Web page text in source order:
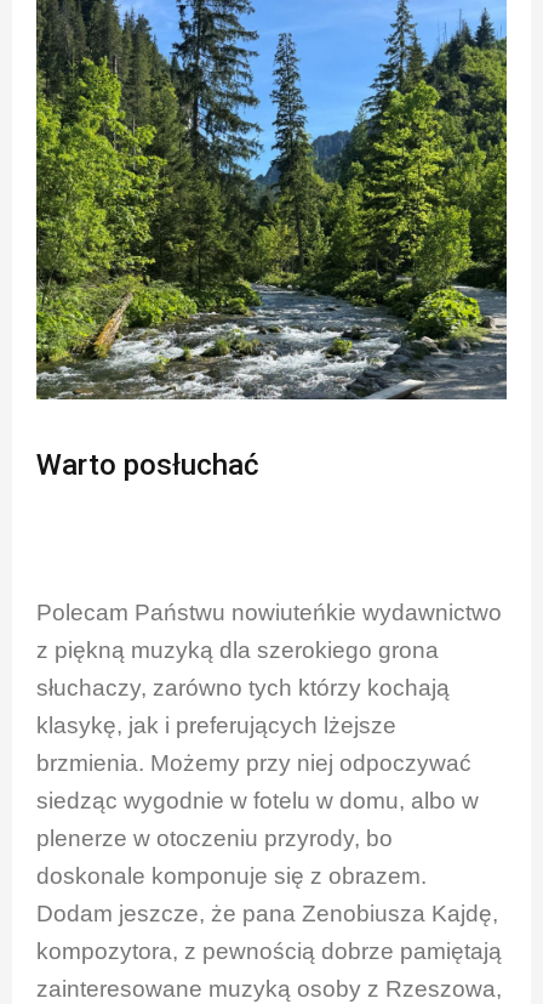
Warto posłuchać
Polecam Państwu nowiuteńkie wydawnictwo
z piękną muzyką dla szerokiego grona
słuchaczy, zarówno tych którzy kochają
klasykę, jak i preferujących lżejsze
brzmienia. Możemy przy niej odpoczywać
siedząc wygodnie w fotelu w domu, albo w
plenerze w otoczeniu przyrody, bo
doskonale komponuje się z obrazem.
Dodam jeszcze, że pana Zenobiusza Kajdę,
kompozytora, z pewnością dobrze pamiętają
zainteresowane muzyką osoby z Rzeszowa,